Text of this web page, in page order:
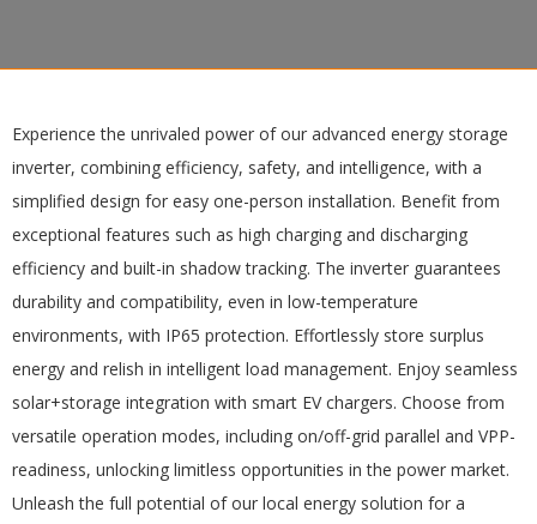
Experience the unrivaled power of our advanced energy storage
inverter, combining efficiency, safety, and intelligence, with a
simplified design for easy one-person installation. Benefit from
exceptional features such as high charging and discharging
efficiency and built-in shadow tracking. The inverter guarantees
durability and compatibility, even in low-temperature
environments, with IP65 protection. Effortlessly store surplus
energy and relish in intelligent load management. Enjoy seamless
solar+storage integration with smart EV chargers. Choose from
versatile operation modes, including on/off-grid parallel and VPP-
readiness, unlocking limitless opportunities in the power market.
Unleash the full potential of our local energy solution for a